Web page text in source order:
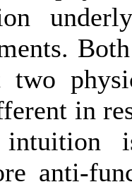
two
in
anti-